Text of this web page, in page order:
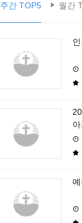
주간 TOP5 월간